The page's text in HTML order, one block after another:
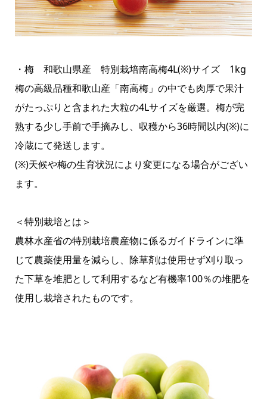
・梅 和歌山県産 特別栽培南高梅4L(※)サイズ 1kg
梅の高級品種和歌山産「南高梅」の中でも肉厚で果汁
がたっぷりと含まれた大粒の4Lサイズを厳選。梅が完
熟する少し手前で手摘みし、収穫から36時間以内(※)に
冷蔵にて発送します。
(※)天候や梅の生育状況により変更になる場合がござい
ます。
＜特別栽培とは＞
農林水産省の特別栽培農産物に係るガイドラインに準
じて農薬使用量を減らし、除草剤は使用せず刈り取っ
た下草を堆肥として利用するなど有機率100％の堆肥を
使用し栽培されたものです。